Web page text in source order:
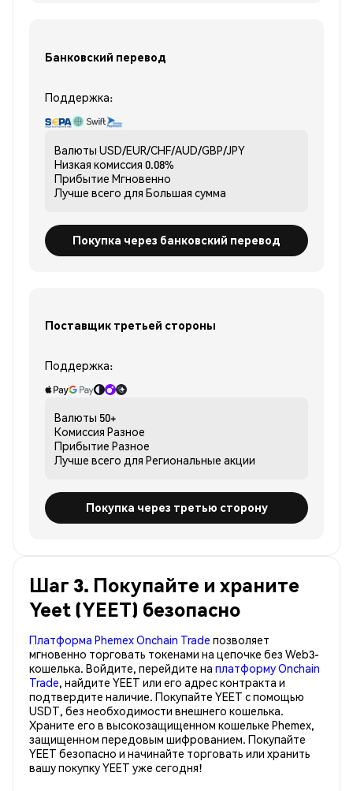
Банковский перевод
Поддержка:
Валюты USD/EUR/CHF/AUD/GBP/JPY
Низкая комиссия 0.08%
Прибытие Мгновенно
Лучше всего для Большая сумма
Покупка через банковский перевод
Поставщик третьей стороны
Поддержка:
Валюты 50+
Комиссия Разное
Прибытие Разное
Лучше всего для Региональные акции
Покупка через третью сторону
Шаг 3. Покупайте и храните
Yeet (YEET) безопасно
Платформа Phemex Onchain Trade позволяет
мгновенно торговать токенами на цепочке без Web3-
кошелька. Войдите, перейдите на платформу Onchain
Trade, найдите YEET или его адрес контракта и
подтвердите наличие. Покупайте YEET с помощью
USDT, без необходимости внешнего кошелька.
Храните его в высокозащищенном кошельке Phemex,
защищенном передовым шифрованием. Покупайте
YEET безопасно и начинайте торговать или хранить
вашу покупку YEET уже сегодня!